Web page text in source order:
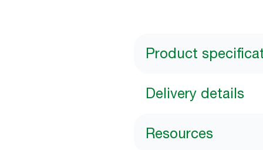
Product
Delivery details
Resources